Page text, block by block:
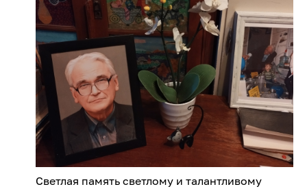
Светлая память светлому и талантливому